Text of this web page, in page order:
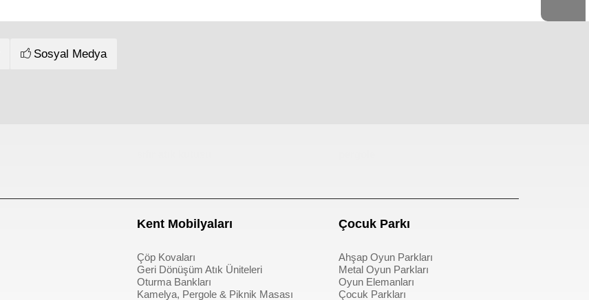
Sosyal Medya
Kent Mobilyaları
Çöp Kovaları
Geri Dönüşüm Atık Üniteleri
Oturma Bankları
Kamelya, Pergole & Piknik Masası
Çocuk Parkı
Ahşap Oyun Parkları
Metal Oyun Parkları
Oyun Elemanları
Çocuk Parkları